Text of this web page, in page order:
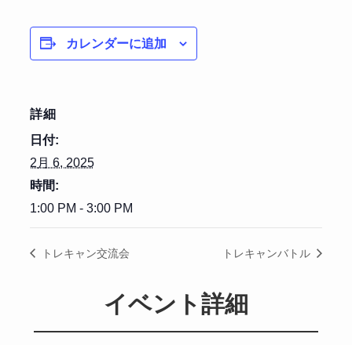
カレンダーに追加
詳細
日付:
2月 6, 2025
時間:
1:00 PM - 3:00 PM
トレキャン交流会 トレキャンバトル
イベント詳細